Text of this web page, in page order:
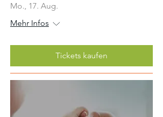
Mo., 17. Aug.
Mehr Infos
Tickets kaufen